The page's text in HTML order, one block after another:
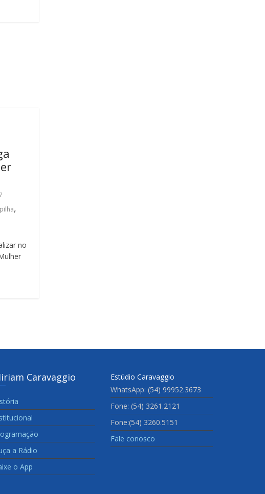
,
no
Caravaggio
a Rádio
o App
Estúdio Caravaggio
WhatsApp: (54) 99952.3673
Fone: (54) 3261.2121
Fone:(54) 3260.5151
Fale conosco